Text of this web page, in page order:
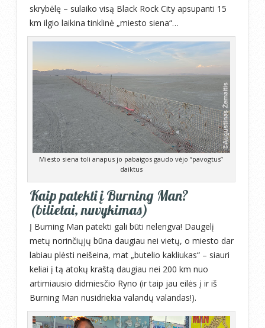
skrybėlę – sulaiko visą Black Rock City apsupanti 15
km ilgio laikina tinklinė „miesto siena“…
Miesto siena toli anapus jo pabaigos gaudo vėjo “pavogtus”
daiktus
Kaip patekti į Burning Man?
(bilietai, nuvykimas)
Į Burning Man patekti gali būti nelengva! Daugelį
metų norinčiųjų būna daugiau nei vietų, o miesto dar
labiau plėsti neišeina, mat „butelio kakliukas“ – siauri
keliai į tą atokų kraštą daugiau nei 200 km nuo
artimiausio didmiesčio Ryno (ir taip jau eilės į ir iš
Burning Man nusidriekia valandų valandas!).